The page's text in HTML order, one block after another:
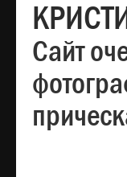
Сайт